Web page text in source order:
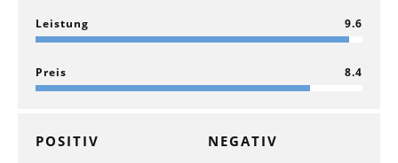
Leistung 9.6
Preis 8.4
POSITIV NEGATIV